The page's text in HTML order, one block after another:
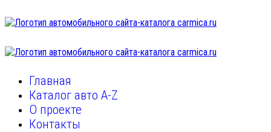
Главная
Каталог авто A-Z
О проекте
Контакты